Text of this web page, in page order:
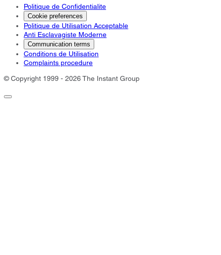
Politique de Confidentialite
Cookie preferences
Politique de Utilisation Acceptable
Anti Esclavagiste Moderne
Communication terms
Conditions de Utilisation
Complaints procedure
© Copyright 1999 - 2026 The Instant Group